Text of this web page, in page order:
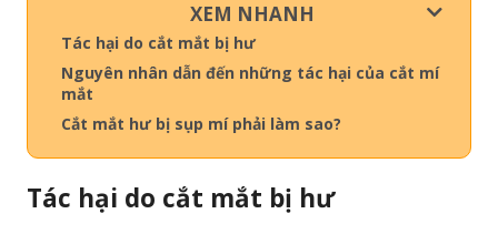
XEM NHANH
Tác hại do cắt mắt bị hư
Nguyên nhân dẫn đến những tác hại của cắt mí
mắt
Cắt mắt hư bị sụp mí phải làm sao?
Tác hại do cắt mắt bị hư